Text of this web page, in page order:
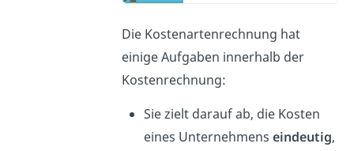
Die Kostenartenrechnung hat
einige Aufgaben innerhalb der
Kostenrechnung:
Sie zielt darauf ab, die Kosten
eines Unternehmens eindeutig,